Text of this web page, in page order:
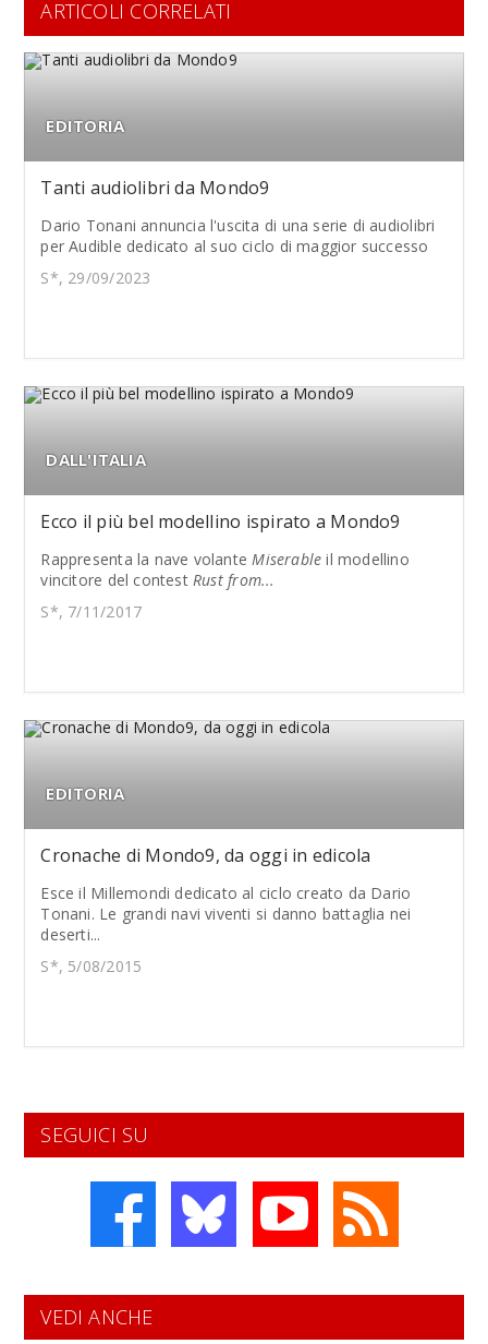
ARTICOLI CORRELATI
EDITORIA
Tanti audiolibri da Mondo9
Dario Tonani annuncia l'uscita di una serie di audiolibri
per Audible dedicato al suo ciclo di maggior successo
S*, 29/09/2023
DALL'ITALIA
Ecco il più bel modellino ispirato a Mondo9
Rappresenta la nave volanteMiserable il modellino
vincitore del contestRust from...
S*, 7/11/2017
EDITORIA
Cronache di Mondo9, da oggi in edicola
Esce il Millemondi dedicato al ciclo creato da Dario
Tonani. Le grandi navi viventi si danno battaglia nei
deserti...
S*, 5/08/2015
SEGUICI SU
VEDI ANCHE